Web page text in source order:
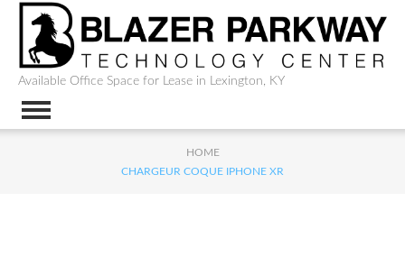
Available Office Space for Lease in Lexington, KY
HOME
CHARGEUR COQUE IPHONE XR